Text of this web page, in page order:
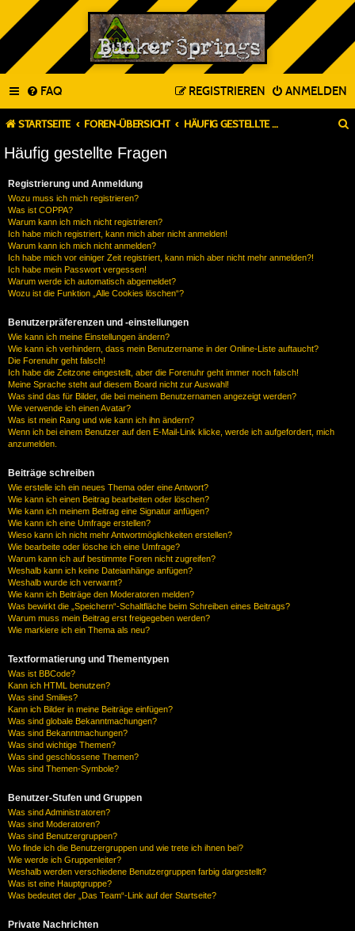
FAQ ANMELDEN
REGISTRIEREN
STARTSEITE FOREN-ÜBERSICHT HÄUFIG GESTELLTE FRAGEN
Häufig gestellte Fragen
Registrierung und Anmeldung
Wozu muss ich mich registrieren?
Was ist COPPA?
Warum kann ich mich nicht registrieren?
Ich habe mich registriert, kann mich aber nicht anmelden!
Warum kann ich mich nicht anmelden?
Ich habe mich vor einiger Zeit registriert, kann mich aber nicht mehr anmelden?!
Ich habe mein Passwort vergessen!
Warum werde ich automatisch abgemeldet?
Wozu ist die Funktion „Alle Cookies löschen“?
Benutzerpräferenzen und -einstellungen
Wie kann ich meine Einstellungen ändern?
Wie kann ich verhindern, dass mein Benutzername in der Online-Liste auftaucht?
Die Forenuhr geht falsch!
Ich habe die Zeitzone eingestellt, aber die Forenuhr geht immer noch falsch!
Meine Sprache steht auf diesem Board nicht zur Auswahl!
Was sind das für Bilder, die bei meinem Benutzernamen angezeigt werden?
Wie verwende ich einen Avatar?
Was ist mein Rang und wie kann ich ihn ändern?
Wenn ich bei einem Benutzer auf den E-Mail-Link klicke, werde ich aufgefordert, mich
anzumelden.
Beiträge schreiben
Wie erstelle ich ein neues Thema oder eine Antwort?
Wie kann ich einen Beitrag bearbeiten oder löschen?
Wie kann ich meinem Beitrag eine Signatur anfügen?
Wie kann ich eine Umfrage erstellen?
Wieso kann ich nicht mehr Antwortmöglichkeiten erstellen?
Wie bearbeite oder lösche ich eine Umfrage?
Warum kann ich auf bestimmte Foren nicht zugreifen?
Weshalb kann ich keine Dateianhänge anfügen?
Weshalb wurde ich verwarnt?
Wie kann ich Beiträge den Moderatoren melden?
Was bewirkt die „Speichern“-Schaltfläche beim Schreiben eines Beitrags?
Warum muss mein Beitrag erst freigegeben werden?
Wie markiere ich ein Thema als neu?
Textformatierung und Thementypen
Was ist BBCode?
Kann ich HTML benutzen?
Was sind Smilies?
Kann ich Bilder in meine Beiträge einfügen?
Was sind globale Bekanntmachungen?
Was sind Bekanntmachungen?
Was sind wichtige Themen?
Was sind geschlossene Themen?
Was sind Themen-Symbole?
Benutzer-Stufen und Gruppen
Was sind Administratoren?
Was sind Moderatoren?
Was sind Benutzergruppen?
Wo finde ich die Benutzergruppen und wie trete ich ihnen bei?
Wie werde ich Gruppenleiter?
Weshalb werden verschiedene Benutzergruppen farbig dargestellt?
Was ist eine Hauptgruppe?
Was bedeutet der „Das Team“-Link auf der Startseite?
Private Nachrichten